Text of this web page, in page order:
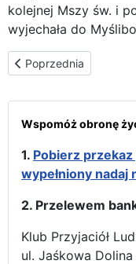
kolejnej Mszy św. i
wyjechała do
Poprzednia strona:
Poprzednia
Wspomóż obronę
1. Pobierz
wypełniony nadaj
2. Przelewem
Klub Przyjaciół
ul. Jaśkowa Dolina